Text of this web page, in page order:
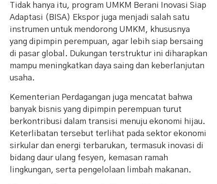
Tidak hanya itu, program UMKM Berani Inovasi Siap
Adaptasi (BISA) Ekspor juga menjadi salah satu
instrumen untuk mendorong UMKM, khususnya
yang dipimpin perempuan, agar lebih siap bersaing
di pasar global. Dukungan terstruktur ini diharapkan
mampu meningkatkan daya saing dan keberlanjutan
usaha.
Kementerian Perdagangan juga mencatat bahwa
banyak bisnis yang dipimpin perempuan turut
berkontribusi dalam transisi menuju ekonomi hijau.
Keterlibatan tersebut terlihat pada sektor ekonomi
sirkular dan energi terbarukan, termasuk inovasi di
bidang daur ulang fesyen, kemasan ramah
lingkungan, serta pengelolaan limbah makanan.